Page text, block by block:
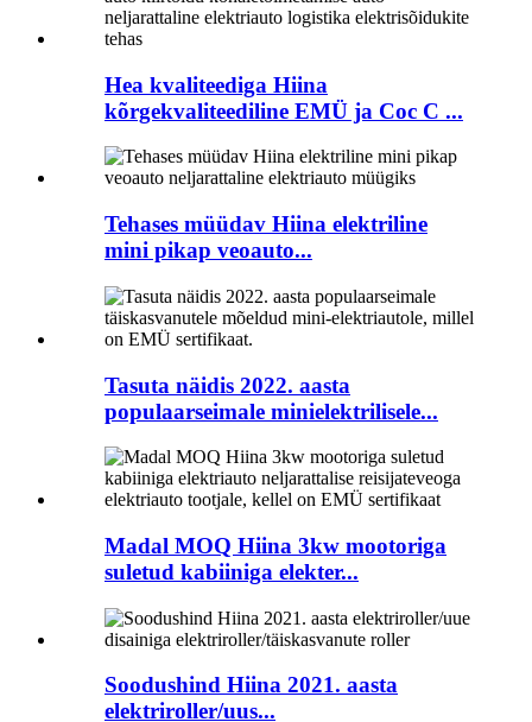
Hea kvaliteediga Hiina
kõrgekvaliteediline EMÜ ja Coc C ...
Tehases müüdav Hiina elektriline
mini pikap veoauto...
Tasuta näidis 2022. aasta
populaarseimale minielektrilisele...
Madal MOQ Hiina 3kw mootoriga
suletud kabiiniga elekter...
Soodushind Hiina 2021. aasta
elektriroller/uus...